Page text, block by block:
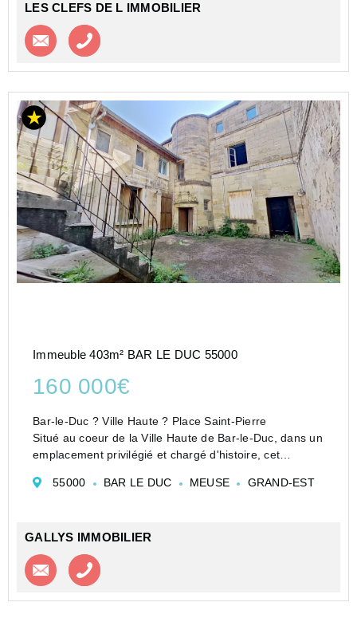
LES CLEFS DE L IMMOBILIER
Contacter l'agence
Immeuble 403m² BAR LE DUC 55000
160 000€
Bar-le-Duc ? Ville Haute ? Place Saint-Pierre
Situé au coeur de la Ville Haute de Bar-le-Duc, dans un
emplacement privilégié et chargé d'histoire, cet
charme, son organisation autour de cours et son
55000 BAR LE DUC MEUSE GRAND-EST
GALLYS IMMOBILIER
Contacter l'agence